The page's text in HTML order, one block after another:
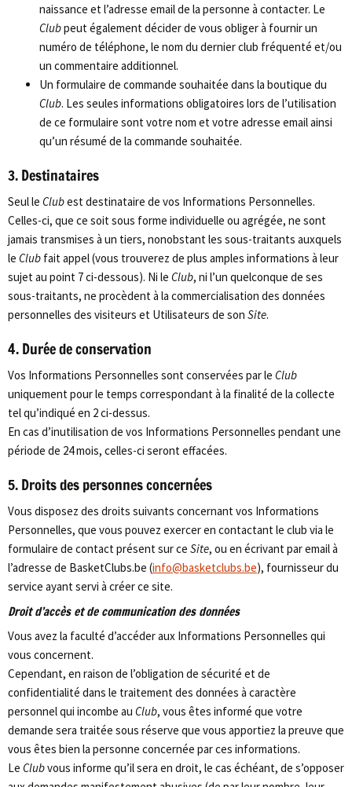
naissance et l’adresse email de la personne à contacter. Le
Clubpeut également décider de vous obliger à fournir un
numéro de téléphone, le nom du dernier club fréquenté et/ou
un commentaire additionnel.
Un formulaire de commande souhaitée dans la boutique du
Club. Les seules informations obligatoires lors de l’utilisation
de ce formulaire sont votre nom et votre adresse email ainsi
qu’un résumé de la commande souhaitée.
3. Destinataires
Seul le Clubest destinataire de vos Informations Personnelles.
Celles-ci, que ce soit sous forme individuelle ou agrégée, ne sont
jamais transmises à un tiers, nonobstant les sous-traitants auxquels
le Club fait appel (vous trouverez de plus amples informations à leur
sujet au point 7 ci-dessous). Ni le Club, ni l’un quelconque de ses
sous-traitants, ne procèdent à la commercialisation des données
personnelles des visiteurs et Utilisateurs de son Site.
4. Durée de conservation
Vos Informations Personnelles sont conservées par le Club
uniquement pour le temps correspondant à la finalité de la collecte
tel qu’indiqué en 2 ci-dessus.
En cas d’inutilisation de vos Informations Personnelles pendant une
période de 24 mois, celles-ci seront effacées.
5. Droits des personnes concernées
Vous disposez des droits suivants concernant vos Informations
Personnelles, que vous pouvez exercer en contactant le club via le
formulaire de contact présent sur ce Site, ou en écrivant par email à
l’adresse de BasketClubs.be (info@basketclubs.be), fournisseur du
service ayant servi à créer ce site.
Droit d’accès et de communication des données
Vous avez la faculté d’accéder aux Informations Personnelles qui
vous concernent.
Cependant, en raison de l’obligation de sécurité et de
confidentialité dans le traitement des données à caractère
personnel qui incombe au Club, vous êtes informé que votre
demande sera traitée sous réserve que vous apportiez la preuve que
vous êtes bien la personne concernée par ces informations.
Le Clubvous informe qu’il sera en droit, le cas échéant, de s’opposer